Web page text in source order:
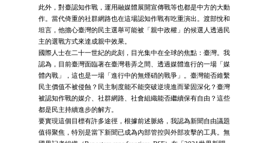
此外，對臺認知作戰，運用融媒體展開宣傳戰等也都是中方的大動
作。當代倚重的社群網路也在這場認知作戰有吃重演出。渡部悅和
坦言，他擔心臺灣的民主選舉可能被「親中政權」的候選人透過民
主的選戰方式來達成親中效果。
國際人士在二十一世紀的此刻，目光集中在全球的焦點：臺灣。我
認為，目前臺灣面臨著在臺灣巷弄之間、透過媒體進行的一場「媒
體內戰」，這也是一場「進行中的無煙硝的戰爭」。臺灣能否維繫
民主價值不被侵蝕？民主制度能不能突破逆境進而鞏固深化？臺灣
被認知作戰的媒介、社群網路、社會組織能否繼續保有自由？這些
都是民主持續進步的解方。
要實現這個目標有許多途徑，根據前述脈絡，我認為新聞自由議題
值得聚焦，特別是當下新聞已成為內部管控與外部攻擊的工具。無